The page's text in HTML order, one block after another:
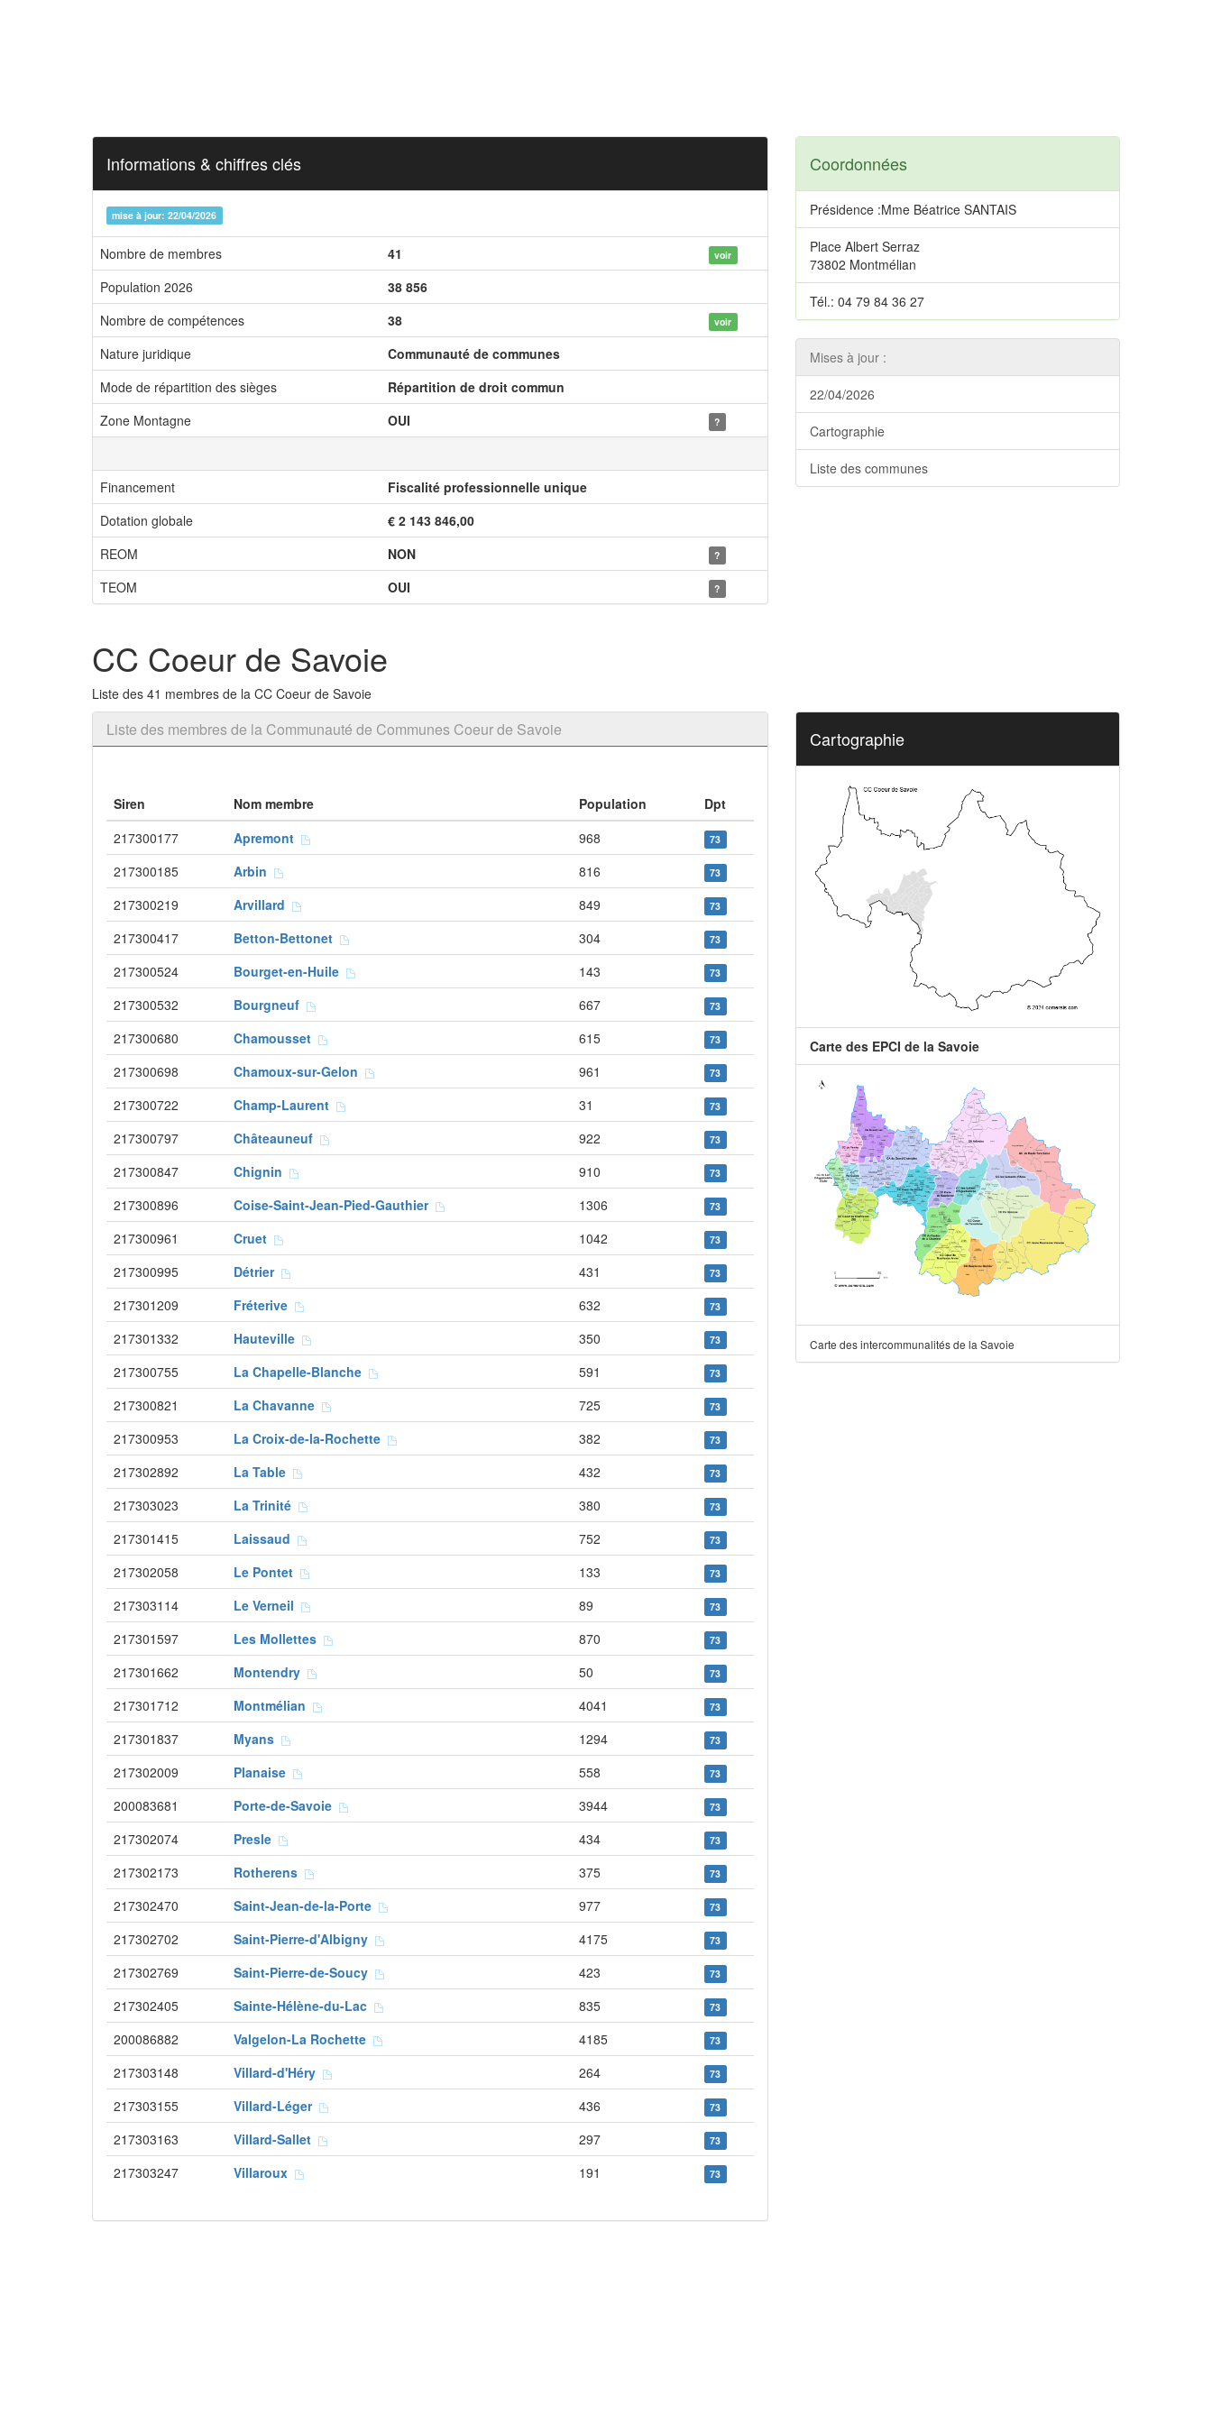
Informations & chiffres clés
mise à jour: 22/04/2026
Nombre de membres 41 voir
Population 2026
38 856
Nombre de compétences
38 voir
Nature juridique
Communauté de communes
Mode de répartition des sièges
Répartition de droit commun
Zone Montagne
OUI ?
Financement
Fiscalité professionnelle unique
Dotation globale
€ 2 143 846,00
REOM
NON ?
TEOM OUI ?
Coordonnées
Présidence :Mme Béatrice SANTAIS
Place Albert Serraz
73802 Montmélian
Tél.: 04 79 84 36 27
Mises à jour :
22/04/2026
Cartographie
Liste des communes
CC Coeur de Savoie
Liste des 41 membres de la CC Coeur de Savoie
Liste des membres de la Communauté de Communes Coeur de Savoie
Siren Nom membre Population
Dpt
217300177
Apremont 968 73
217300185 Arbin 816 73
217300219 Arvillard 849 73
217300417 Betton-Bettonet 304 73
217300524 Bourget-en-Huile 143 73
217300532 Bourgneuf 667 73
217300680 Chamousset 615 73
217300698 Chamoux-sur-Gelon 961 73
217300722 Champ-Laurent 31 73
217300797 Châteauneuf 922 73
217300847 Chignin 910 73
217300896 Coise-Saint-Jean-Pied-Gauthier 1306 73
217300961 Cruet 1042 73
217300995 Détrier 431 73
217301209 Fréterive 632 73
217301332 Hauteville 350 73
217300755 La Chapelle-Blanche 591 73
217300821 La Chavanne 725 73
217300953 La Croix-de-la-Rochette 382 73
217302892 La Table 432 73
217303023 La Trinité 380 73
217301415 Laissaud 752 73
217302058 Le Pontet 133 73
217303114 Le Verneil 89 73
217301597 Les Mollettes 870 73
217301662 Montendry 50 73
217301712 Montmélian 4041 73
217301837 Myans 1294 73
217302009 Planaise 558 73
200083681 Porte-de-Savoie 3944 73
217302074 Presle 434 73
217302173 Rotherens 375 73
217302470 Saint-Jean-de-la-Porte 977 73
217302702 Saint-Pierre-d'Albigny 4175 73
217302769 Saint-Pierre-de-Soucy 423 73
217302405 Sainte-Hélène-du-Lac 835 73
200086882 Valgelon-La Rochette 4185 73
217303148 Villard-d'Héry 264 73
217303155 Villard-Léger 436 73
217303163 Villard-Sallet 297 73
217303247 Villaroux 191 73
Cartographie
Carte des EPCI de la Savoie
Carte des intercommunalités de la Savoie